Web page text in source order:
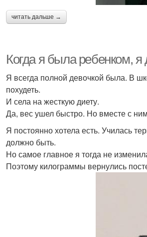
читать дальше →
Когда я была ребенком, я
Я всегда полной девочкой была. В
похудеть.
И села на жесткую диету.
Да, вес ушел быстро. Но вместе с
Я постоянно хотела есть. Училась
должно быть.
Но самое главное я тогда не
Поэтому килограммы вернулись